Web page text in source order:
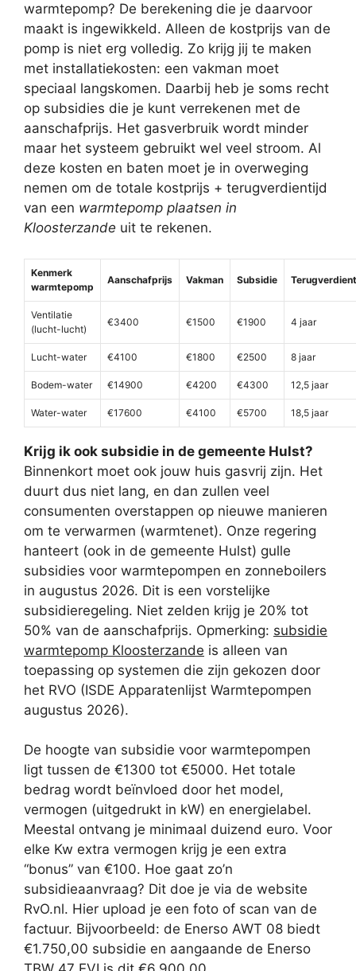
warmtepomp? De berekening die je daarvoor
maakt is ingewikkeld. Alleen de kostprijs van de
pomp is niet erg volledig. Zo krijg jij te maken
met installatiekosten: een vakman moet
speciaal langskomen. Daarbij heb je soms recht
op subsidies die je kunt verrekenen met de
aanschafprijs. Het gasverbruik wordt minder
maar het systeem gebruikt wel veel stroom. Al
deze kosten en baten moet je in overweging
nemen om de totale kostprijs + terugverdientijd
van een warmtepomp plaatsen in
Kloosterzande uit te rekenen.
Kenmerk
warmtepomp
Aanschafprijs Vakman Subsidie
Ventilatie
(lucht-lucht)
€3400 €1500 €1900 4 jaar
Lucht-water €4100 €1800 €2500 8 jaar
Bodem-water €14900 €4200 €4300 12,5 jaar
Water-water €17600 €4100 €5700 18,5 jaar
Krijg ik ook subsidie in de gemeente Hulst?
Binnenkort moet ook jouw huis gasvrij zijn. Het
duurt dus niet lang, en dan zullen veel
consumenten overstappen op nieuwe manieren
om te verwarmen (warmtenet). Onze regering
hanteert (ook in de gemeente Hulst) gulle
subsidies voor warmtepompen en zonneboilers
in augustus 2026. Dit is een vorstelijke
subsidieregeling. Niet zelden krijg je 20% tot
50% van de aanschafprijs. Opmerking: subsidie
warmtepomp Kloosterzande is alleen van
toepassing op systemen die zijn gekozen door
het RVO (ISDE Apparatenlijst Warmtepompen
augustus 2026).
De hoogte van subsidie voor warmtepompen
ligt tussen de €1300 tot €5000. Het totale
bedrag wordt beïnvloed door het model,
vermogen (uitgedrukt in kW) en energielabel.
Meestal ontvang je minimaal duizend euro. Voor
elke Kw extra vermogen krijg je een extra
“bonus” van €100. Hoe gaat zo’n
subsidieaanvraag? Dit doe je via de website
RvO.nl. Hier upload je een foto of scan van de
factuur. Bijvoorbeeld: de Enerso AWT 08 biedt
€1.750,00 subsidie en aangaande de Enerso